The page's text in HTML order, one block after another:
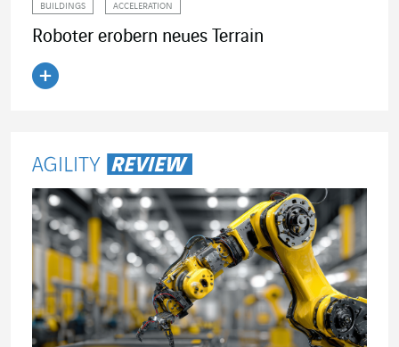
BUILDINGS ACCELERATION
Roboter erobern neues Terrain